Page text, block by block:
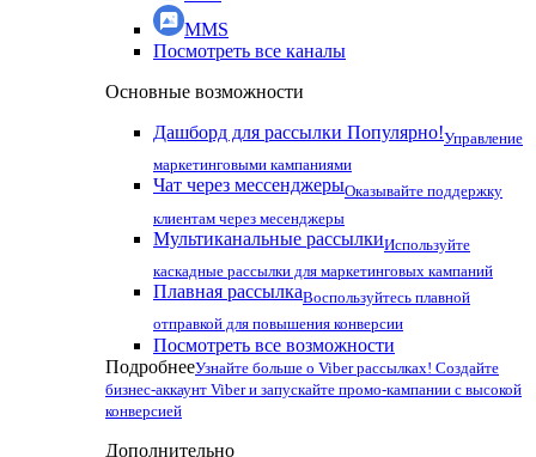
MMS
Посмотреть все каналы
Основные возможности
Дашборд для рассылки Популярно!Управление
маркетинговыми кампаниями
Чат через мессенджерыОказывайте поддержку
клиентам через месенджеры
Мультиканальные рассылкиИспользуйте
каскадные рассылки для маркетинговых кампаний
Плавная рассылкаВоспользуйтесь плавной
отправкой для повышения конверсии
Посмотреть все возможности
ПодробнееУзнайте больше о Viber рассылках! Создайте
бизнес-аккаунт Viber и запускайте промо-кампании с высокой
конверсией
Дополнительно